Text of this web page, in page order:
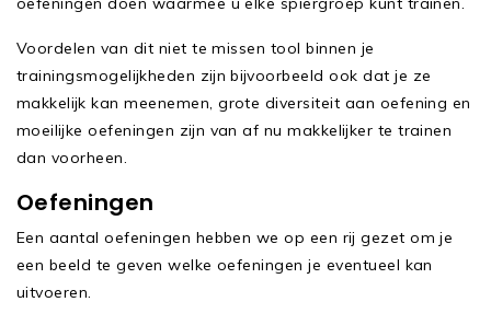
Voordelen van dit niet te missen tool binnen je
trainingsmogelijkheden zijn bijvoorbeeld ook dat je ze
makkelijk kan meenemen, grote diversiteit aan oefening en
moeilijke oefeningen zijn van af nu makkelijker te trainen
dan voorheen.
Oefeningen
Een aantal oefeningen hebben we op een rij gezet om je
een beeld te geven welke oefeningen je eventueel kan
uitvoeren.